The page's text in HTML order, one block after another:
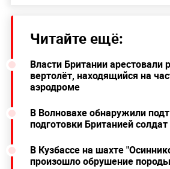
Читайте ещё:
Власти Британии арестовали
вертолёт, находящийся на
аэродроме
В Волновахе обнаружили
подготовки Британией
В Кузбассе на шахте
произошло обрушение породы